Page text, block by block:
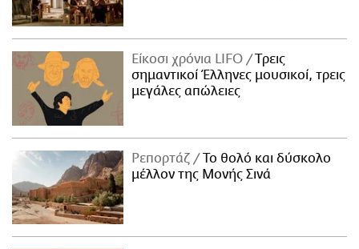
Είκοσι χρόνια LIFO
Tρεις
σημαντικοί Έλληνες μουσικοί, τρεις
μεγάλες απώλειες
Ρεπορτάζ
Το θολό και δύσκολο
μέλλον της Μονής Σινά